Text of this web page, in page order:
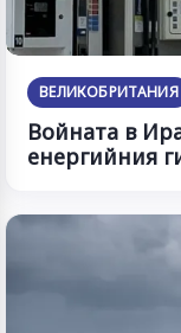
ВЕЛИКОБРИТАНИЯ
Войната в
енергийния